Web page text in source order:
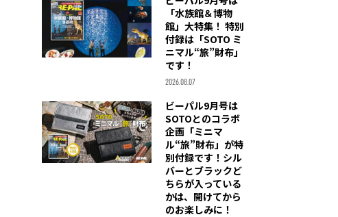
「水族館＆博物
館」大特集！ 特別
付録は「SOTO ミ
ニマル“旅”財布」
です！
2026.08.07
ビーパル9月号は
SOTOとのコラボ
企画「ミニマ
ル“旅”財布」が特
別付録です！シル
バーとブラックど
ちらが入っている
かは、開けてから
のお楽しみに！